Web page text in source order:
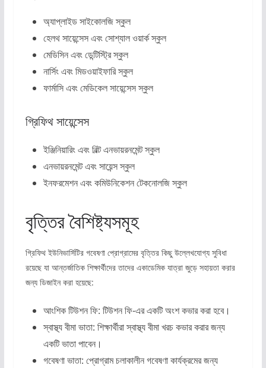
অ্যাপ্লাইড সাইকোলজি স্কুল
হেলথ সায়েন্সেস এবং সোশ্যাল ওয়ার্ক স্কুল
মেডিসিন এবং ডেন্টিস্ট্রি স্কুল
নার্সিং এবং মিডওয়াইফারি স্কুল
ফার্মাসি এবং মেডিকেল সায়েন্সেস স্কুল
গ্রিফিথ সায়েন্সেস
ইঞ্জিনিয়ারিং এবং বিল্ট এনভায়রনমেন্ট স্কুল
এনভায়রনমেন্ট এবং সায়েন্স স্কুল
ইনফরমেশন এবং কমিউনিকেশন টেকনোলজি স্কুল
বৃত্তির বৈশিষ্ট্যসমূহ
গ্রিফিথ ইউনিভার্সিটির গবেষণা প্রোগ্রামের বৃত্তির কিছু উল্লেখযোগ্য সুবিধা
রয়েছে যা আন্তর্জাতিক শিক্ষার্থীদের তাদের একাডেমিক যাত্রা জুড়ে সহায়তা করার
জন্য ডিজাইন করা হয়েছে:
আংশিক টিউশন ফি: টিউশন ফি-এর একটি অংশ কভার করা হবে।
স্বাস্থ্য বীমা ভাতা: শিক্ষার্থীরা স্বাস্থ্য বীমা খরচ কভার করার জন্য
একটি ভাতা পাবেন।
গবেষণা ভাতা: প্রোগ্রাম চলাকালীন গবেষণা কার্যক্রমের জন্য